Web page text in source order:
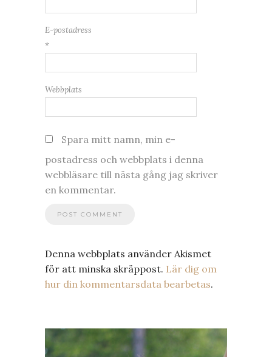
E-postadress
*
Webbplats
Spara mitt namn, min e-
postadress och webbplats i denna
webbläsare till nästa gång jag skriver
en kommentar.
Denna webbplats använder Akismet
för att minska skräppost. Lär dig om
hur din kommentarsdata bearbetas.